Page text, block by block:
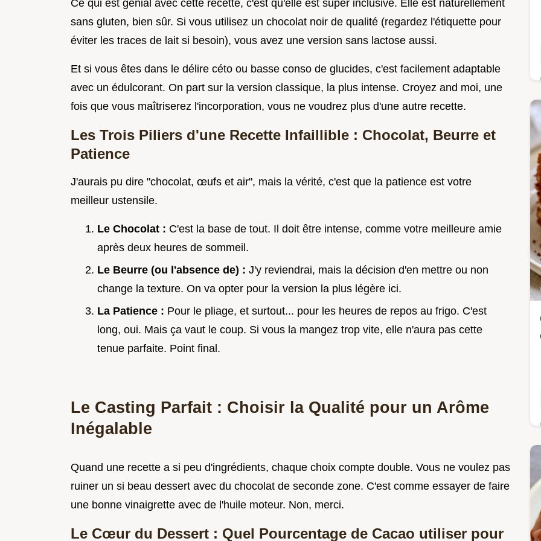
Ce qui est génial avec cette recette, c'est qu'elle est super inclusive. Elle est naturellement
sans gluten, bien sûr. Si vous utilisez un chocolat noir de qualité (regardez l'étiquette pour
éviter les traces de lait si besoin), vous avez une version sans lactose aussi.
Et si vous êtes dans le délire céto ou basse conso de glucides, c'est facilement adaptable
avec un édulcorant. On part sur la version classique, la plus intense. Croyez and moi, une
fois que vous maîtriserez l'incorporation, vous ne voudrez plus d'une autre recette.
Les Trois Piliers d'une Recette Infaillible : Chocolat, Beurre et
Patience
J'aurais pu dire "chocolat, œufs et air", mais la vérité, c'est que la patience est votre
meilleur ustensile.
Le Chocolat : C'est la base de tout. Il doit être intense, comme votre meilleure amie
après deux heures de sommeil.
Le Beurre (ou l'absence de) : J'y reviendrai, mais la décision d'en mettre ou non
change la texture. On va opter pour la version la plus légère ici.
La Patience : Pour le pliage, et surtout... pour les heures de repos au frigo. C'est
long, oui. Mais ça vaut le coup. Si vous la mangez trop vite, elle n'aura pas cette
tenue parfaite. Point final.
Le Casting Parfait : Choisir la Qualité pour un Arôme
Inégalable
Quand une recette a si peu d'ingrédients, chaque choix compte double. Vous ne voulez pas
ruiner un si beau dessert avec du chocolat de seconde zone. C'est comme essayer de faire
une bonne vinaigrette avec de l'huile moteur. Non, merci.
Le Cœur du Dessert : Quel Pourcentage de Cacao utiliser pour